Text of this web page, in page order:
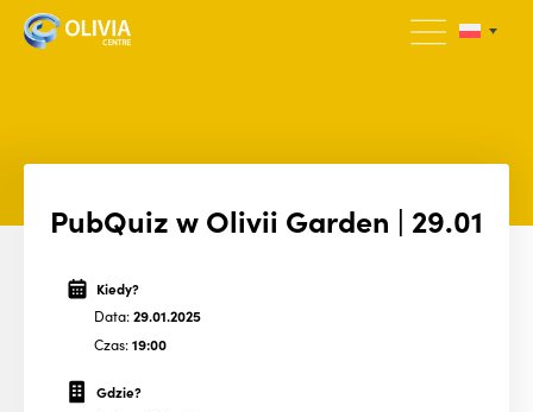
PubQuiz w Olivii Garden | 29.01
Kiedy?
Data:29.01.2025
Czas:19:00
Gdzie?